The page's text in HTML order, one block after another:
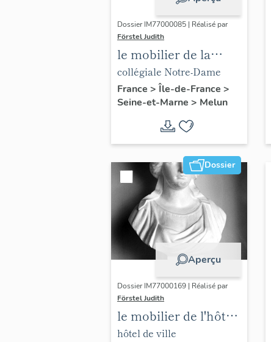
Dossier IM77000085 | Réalisé par
Förstel Judith
le mobilier de la
collégiale Notre-
Dame
collégiale Notre-Dame
France > Île-de-France >
Seine-et-Marne > Melun
Dossier
Aperçu
Dossier IM77000169 | Réalisé par
Förstel Judith
le mobilier de l'hôtel
de ville
hôtel de ville